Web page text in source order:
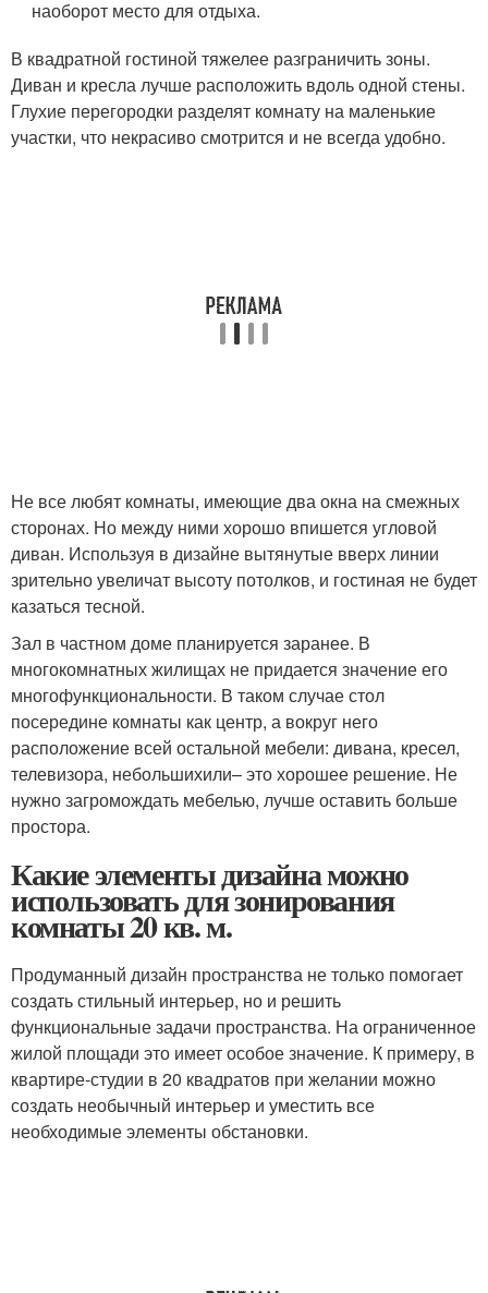
наоборот место для отдыха.
В квадратной гостиной тяжелее разграничить зоны.
Диван и кресла лучше расположить вдоль одной стены.
Глухие перегородки разделят комнату на маленькие
участки, что некрасиво смотрится и не всегда удобно.
Не все любят комнаты, имеющие два окна на смежных
сторонах. Но между ними хорошо впишется угловой
диван. Используя в дизайне вытянутые вверх линии
зрительно увеличат высоту потолков, и гостиная не будет
казаться тесной.
Зал в частном доме планируется заранее. В
многокомнатных жилищах не придается значение его
многофункциональности. В таком случае стол
посередине комнаты как центр, а вокруг него
расположение всей остальной мебели: дивана, кресел,
телевизора, небольшихили– это хорошее решение. Не
нужно загромождать мебелью, лучше оставить больше
простора.
Какие элементы дизайна можно
использовать для зонирования
комнаты 20 кв. м.
Продуманный дизайн пространства не только помогает
создать стильный интерьер, но и решить
функциональные задачи пространства. На ограниченное
жилой площади это имеет особое значение. К примеру, в
квартире-студии в 20 квадратов при желании можно
создать необычный интерьер и уместить все
необходимые элементы обстановки.